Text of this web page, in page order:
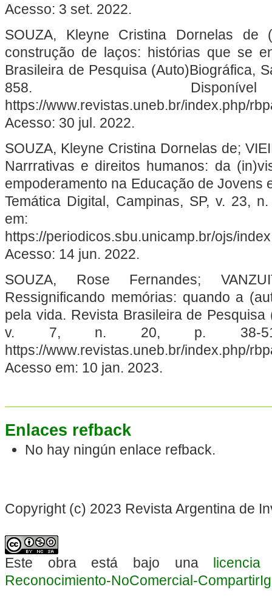
Acesso: 3 set. 2022.
SOUZA, Kleyne Cristina Dornelas de
construção de laços: histórias que se
Brasileira de Pesquisa (Auto)Biográfica,
858.
https://www.revistas.uneb.br/index.php/
Acesso: 30 jul. 2022.
SOUZA, Kleyne Cristina Dornelas de;
Narrrativas e direitos humanos: da
empoderamento na Educação de Jovens
Temática Digital, Campinas, SP, v. 23,
em:
https://periodicos.sbu.unicamp.br/ojs/
Acesso: 14 jun. 2022.
SOUZA, Rose Fernandes;
Ressignificando memórias: quando a
pela vida. Revista Brasileira de Pesquisa
v. 7, n. 20, p. 38-51.
https://www.revistas.uneb.br/index.php/
Acesso em: 10 jan. 2023.
Enlaces refback
No hay ningún enlace refback.
Copyright (c) 2023 Revista Argentina de
Este obra está bajo una
Reconocimiento-NoComercial-